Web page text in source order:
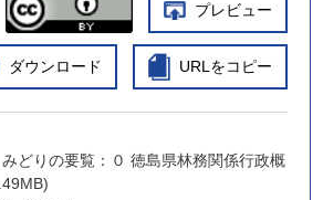
プレビュー
ダウンロード URLをコピー
どりの要覧：０ 徳島県林務関係行政概